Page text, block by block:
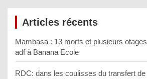
Articles récents
Mambasa : 13 morts et plusieurs
adf à Banana Ecole
RDC: dans les coulisses du transfert